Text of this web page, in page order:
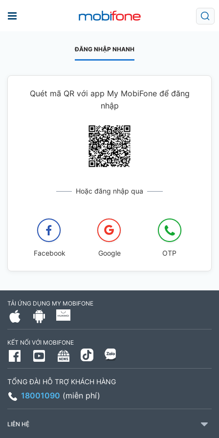
ĐĂNG NHẬP NHANH
Quét mã QR với app My MobiFone để đăng
nhập
Hoặc đăng nhập qua
Facebook Google OTP
TẢI ỨNG DỤNG MY MOBIFONE
KẾT NỐI VỚI MOBIFONE
TỔNG ĐÀI HỖ TRỢ KHÁCH HÀNG
18001090 (miễn phí)
LIÊN HỆ